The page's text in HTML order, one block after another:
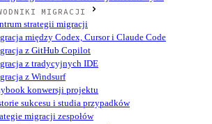
MIGRACJI
strategii migracji
między Codex, Cursor i Claude Code
z GitHub Copilot
z tradycyjnych IDE
z Windsurf
konwersji projektu
sukcesu i studia przypadków
migracji zespołów